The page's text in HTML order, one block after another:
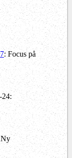
: Focus på
24:
Ny